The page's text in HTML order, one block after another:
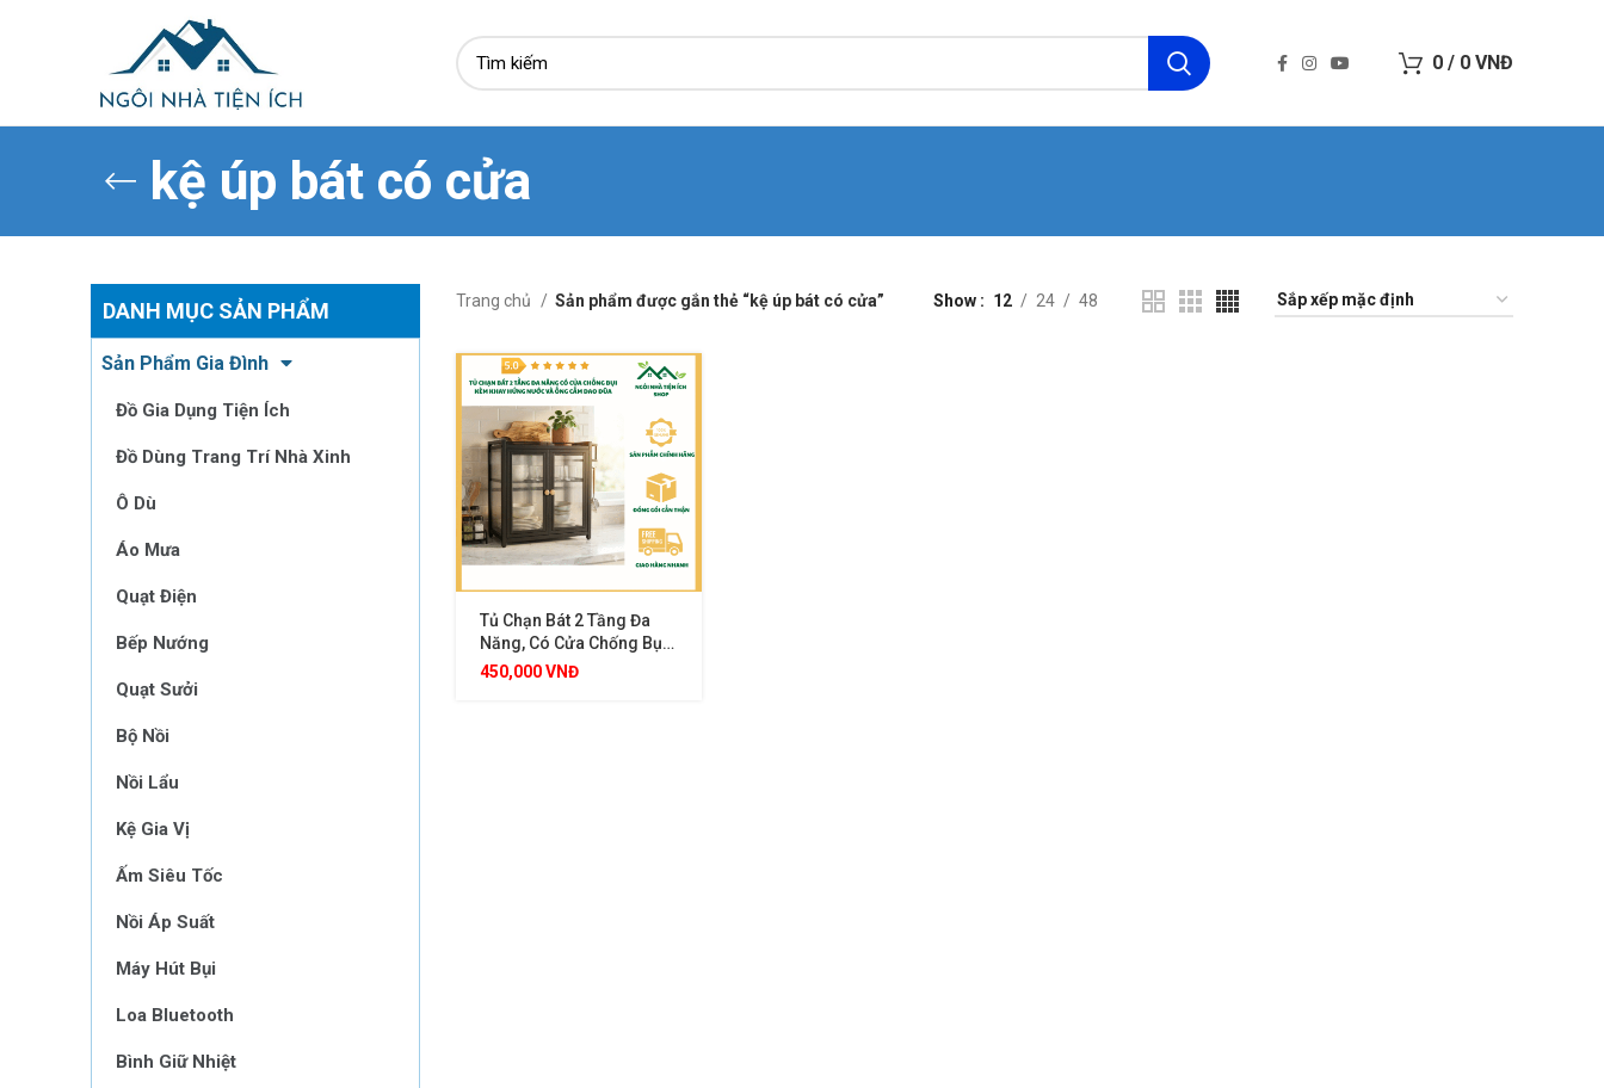
0 / 0 VNĐ
kệ úp bát có cửa
DANH MỤC SẢN PHẨM
Sản Phẩm Gia Đình
Đồ Gia Dụng Tiện Ích
Đồ Dùng Trang Trí Nhà Xinh
Ô Dù
Áo Mưa
Quạt Điện
Bếp Nướng
Quạt Sưởi
Bộ Nồi
Nồi Lẩu
Kệ Gia Vị
Ấm Siêu Tốc
Nồi Áp Suất
Máy Hút Bụi
Loa Bluetooth
Bình Giữ Nhiệt
Trang chủ Sản phẩm được gắn thẻ “kệ úp bát có cửa” Show 12 24 48
Tủ Chạn Bát 2 Tầng Đa
Năng, Có Cửa Chống Bụi
Kèm Khay Hứng Nước Và
450,000VNĐ